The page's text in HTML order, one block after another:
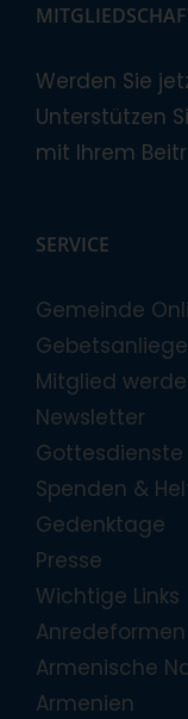
Werden Sie
Unterstützen
mit Ihrem
SERVICE
Gemeinde
Mitglied
Newsletter
Gottesdienste
Spenden &
Gedenktage
Presse
Wichtige Links
Anredeformen
Armenische
Armenien